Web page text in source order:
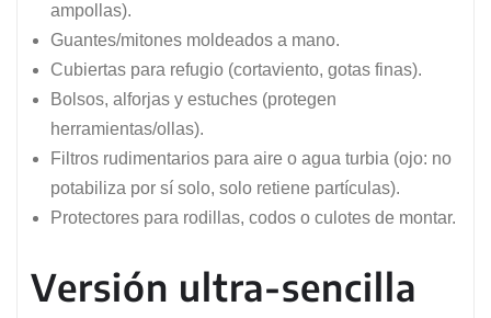
ampollas).
Guantes/mitones moldeados a mano.
Cubiertas para refugio (cortaviento, gotas finas).
Bolsos, alforjas y estuches (protegen
herramientas/ollas).
Filtros rudimentarios para aire o agua turbia (ojo: no
potabiliza por sí solo, solo retiene partículas).
Protectores para rodillas, codos o culotes de montar.
Versión ultra-sencilla